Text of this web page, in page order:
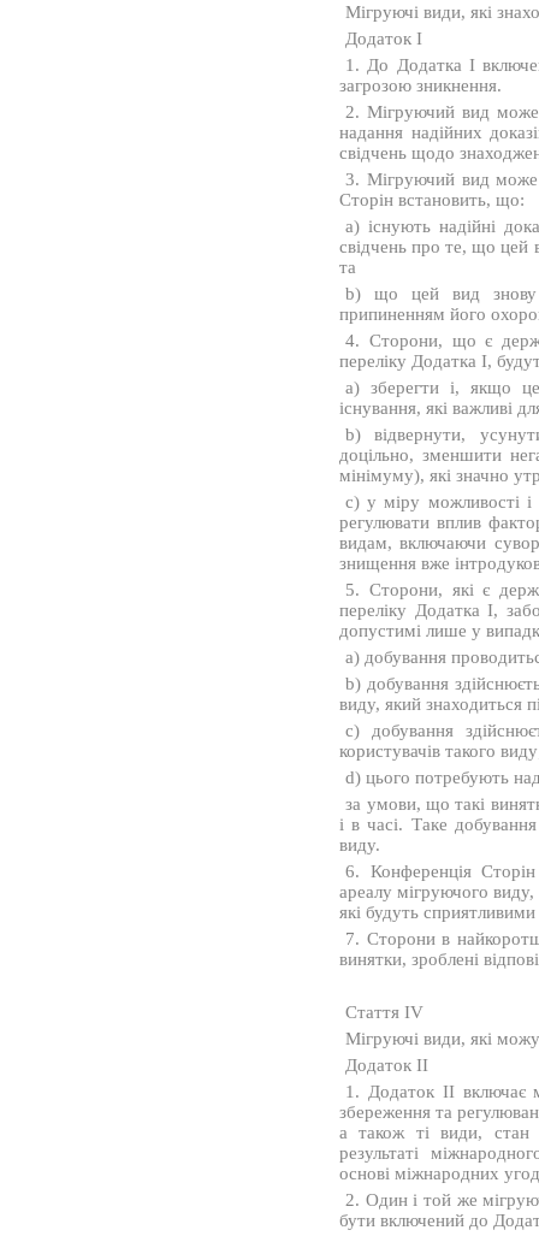
Мігруючі види, які
Додаток I
1. До Додатка I
загрозою зникнення.
2. Мігруючий вид може
надання надійних
свідчень щодо
3. Мігруючий вид
Сторін встановить, що:
a) існують надійні
свідчень про те, що цей
та
b) що цей вид знову
припиненням його
4. Сторони, що є
переліку Додатка I,
a) зберегти і, якщо
існування, які важливі
b) відвернути,
доцільно, зменшити
мінімуму), які значно
c) у міру можливості і
регулювати вплив
видам, включаючи
знищення вже
5. Сторони, які є
переліку Додатка I,
допустимі лише у
a) добування
b) добування
виду, який знаходиться
c) добування
користувачів такого
d) цього потребують
за умови, що такі
і в часі. Таке
виду.
6. Конференція
ареалу мігруючого
які будуть
7. Сторони в
винятки, зроблені
Стаття IV
Мігруючі види, які
Додаток II
1. Додаток II включає
збереження та
а також ті види, стан
результаті
основі міжнародних
2. Один і той же
бути включений до